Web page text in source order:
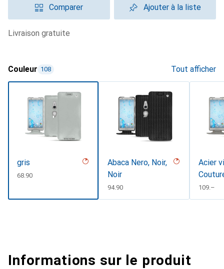
Comparer Ajouter à la liste
livraison gratuite
Couleur 108 Tout afficher
gris
CHF
68.90
Abaca Nero, Noir,
Noir
CHF
94.90
Acier
CHF
109.–
Informations sur le produit